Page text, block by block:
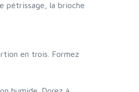
pétrissage, la brioche
en trois. Formez